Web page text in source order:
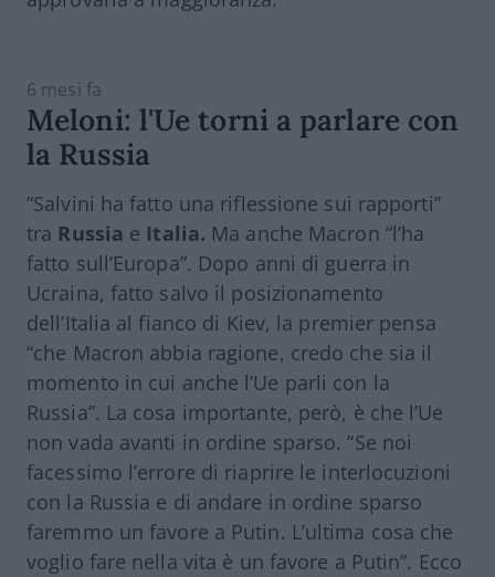
6 mesi fa
Meloni: l'Ue torni a parlare con
la Russia
“Salvini ha fatto una riflessione sui rapporti”
tra Russia e Italia. Ma anche Macron “l’ha
fatto sull’Europa”. Dopo anni di guerra in
Ucraina, fatto salvo il posizionamento
dell’Italia al fianco di Kiev, la premier pensa
“che Macron abbia ragione, credo che sia il
momento in cui anche l’Ue parli con la
Russia”. La cosa importante, però, è che l’Ue
non vada avanti in ordine sparso. “Se noi
facessimo l’errore di riaprire le interlocuzioni
con la Russia e di andare in ordine sparso
faremmo un favore a Putin. L’ultima cosa che
voglio fare nella vita è un favore a Putin”. Ecco